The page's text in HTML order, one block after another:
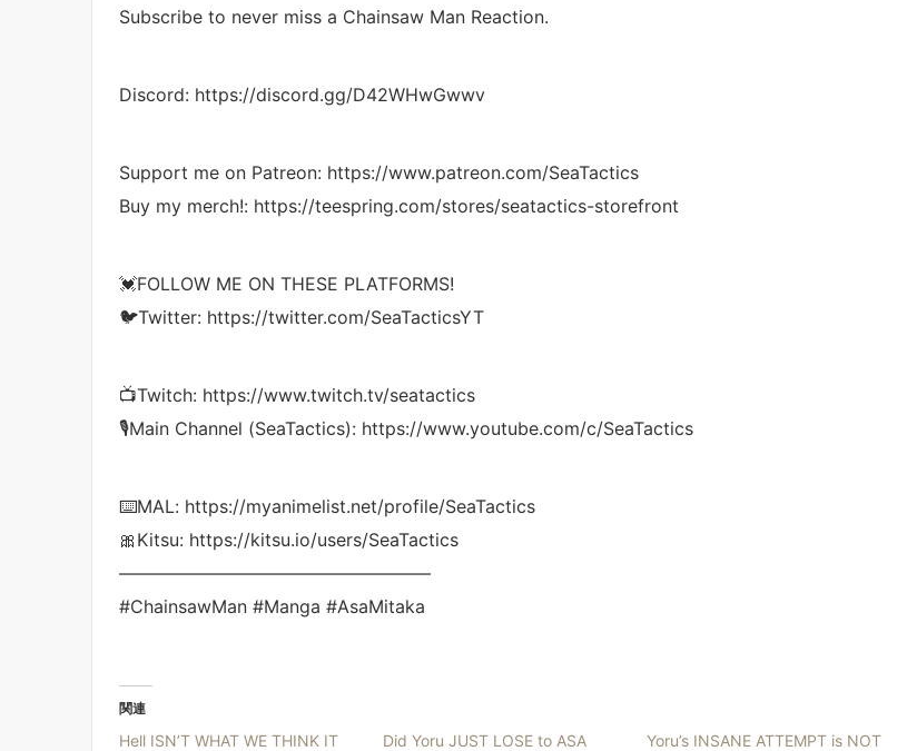
Subscribe to never miss a Chainsaw Man Reaction.
Discord: https://discord.gg/D42WHwGwwv
Support me on Patreon: https://www.patreon.com/SeaTactics
Buy my merch!: https://teespring.com/stores/seatactics-storefront
💓FOLLOW ME ON THESE PLATFORMS!
🐦Twitter: https://twitter.com/SeaTacticsYT
📺Twitch: https://www.twitch.tv/seatactics
🎙Main Channel (SeaTactics): https://www.youtube.com/c/SeaTactics
⌨️MAL: https://myanimelist.net/profile/SeaTactics
🎀Kitsu: https://kitsu.io/users/SeaTactics
—————————————————–
#ChainsawMan #Manga #AsaMitaka
関連
Hell ISN’T WHAT WE THINK IT
Did Yoru JUST LOSE to ASA
Yoru’s INSANE ATTEMPT is NOT